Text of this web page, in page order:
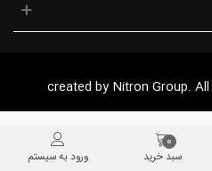
سبد خرید
0
ورود به سیستم